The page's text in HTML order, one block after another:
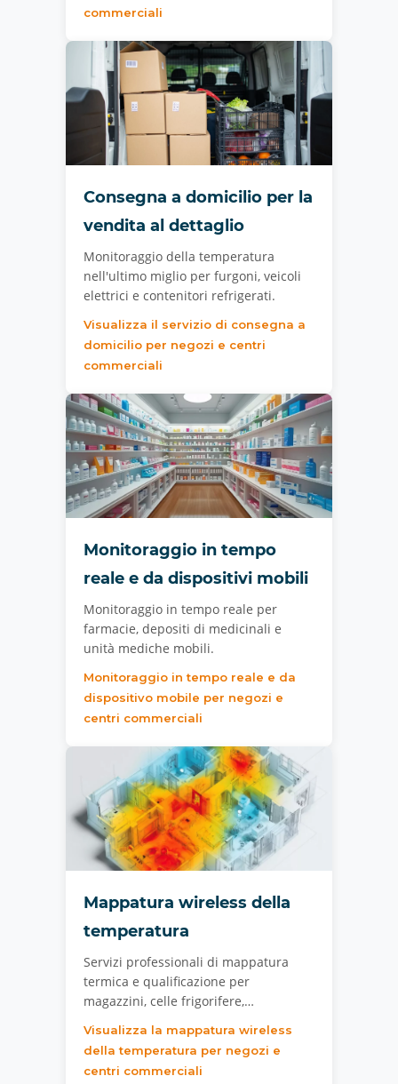
commerciali
Consegna a domicilio per la
vendita al dettaglio
Monitoraggio della temperatura
nell'ultimo miglio per furgoni, veicoli
elettrici e contenitori refrigerati.
Visualizza il servizio di consegna a
domicilio per negozi e centri
commerciali
Monitoraggio in tempo
reale e da dispositivi mobili
Monitoraggio in tempo reale per
farmacie, depositi di medicinali e
unità mediche mobili.
Monitoraggio in tempo reale e da
dispositivo mobile per negozi e
centri commerciali
Mappatura wireless della
temperatura
Servizi professionali di mappatura
termica e qualificazione per
magazzini, celle frigorifere,…
Visualizza la mappatura wireless
della temperatura per negozi e
centri commerciali